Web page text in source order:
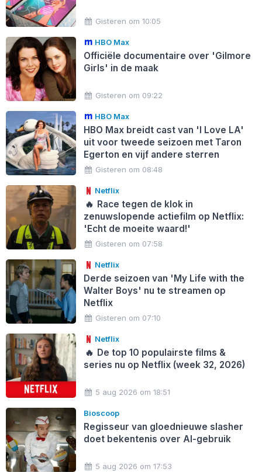
Gisteren om 10:05
HBO Max
Officiële documentaire over 'Gilmore
Girls' in de maak
Gisteren om 09:22
HBO Max
HBO Max breidt cast van 'I Love LA'
uit voor tweede seizoen met Taron
Egerton en vijf andere sterren
Gisteren om 08:48
Netflix
🔥 Race tegen de klok in
zenuwslopende actiefilm op Netflix:
'Echt de moeite waard!'
Gisteren om 07:58
Netflix
Derde seizoen van 'My Life with the
Walter Boys' nu te streamen op
Netflix
Gisteren om 07:10
Netflix
🔥 De top 10 populairste films &
series nu op Netflix (week 32, 2026)
5 aug 2026 om 18:51
Bioscoop
Regisseur van gloednieuwe slasher
doet bekentenis over AI-gebruik
5 aug 2026 om 17:53